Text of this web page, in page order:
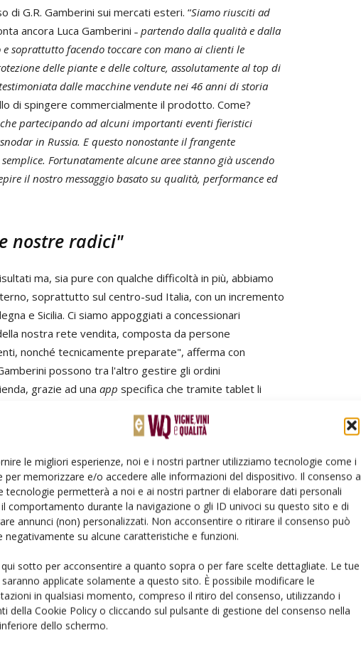
le migliori esperienze, noi e i nostri partner utilizziamo tecnologie come i
per memorizzare e/o accedere alle informazioni del dispositivo. Il consenso a
tecnologie permetterà a noi e ai nostri partner di elaborare dati personali
comportamento durante la navigazione o gli ID univoci su questo sito e di
annunci (non) personalizzati. Non acconsentire o ritirare il consenso può
negativamente su alcune caratteristiche e funzioni.
qui sotto per acconsentire a quanto sopra o per fare scelte dettagliate. Le tue
saranno applicate solamente a questo sito. È possibile modificare le
in qualsiasi momento, compreso il ritiro del consenso, utilizzando i
della Cookie Policy o cliccando sul pulsante di gestione del consenso nella
dello schermo.
di G.R. Gamberini sui mercati esteri. “Siamo riusciti ad
ancora Luca Gamberini ˗ partendo dalla qualità e dalla
soprattutto facendo toccare con mano ai clienti le
delle piante e delle colture, assolutamente al top di
dalle macchine vendute nei 46 anni di storia
di spingere commercialmente il prodotto. Come?
partecipando ad alcuni importanti eventi fieristici
in Russia. E questo nonostante il frangente
Fortunatamente alcune aree stanno già uscendo
il nostro messaggio basato su qualità, performance ed
nostre radici"
ma, sia pure con qualche difficoltà in più, abbiamo
soprattutto sul centro-sud Italia, con un incremento
e Sicilia. Ci siamo appoggiati a concessionari
nostra rete vendita, composta da persone
nonché tecnicamente preparate", afferma con
possono tra l'altro gestire gli ordini
grazie ad una app specifica che tramite tablet li
se si trovano a mille chilometri di distanza dalla nostra
Nel 2013, anno del suo 45° anniversario dalla
fondazione, la G.R. Gamberini ha presentato sul
basso volume, ilgruppo ventola termoformato ad
a spalliera. Tecnicamente, oltre ad essere
prima per lo stesso scopo, il gruppo ventola è
di un flusso d’aria pulito, non aspirando foglie e
all'utilizzo in vigneto. L'assorbimento di potenza è